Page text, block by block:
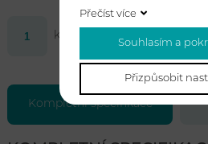
ks Koupit
Kompletní specifikace
Přečíst více
Souhlasím a
Přizpůsobit